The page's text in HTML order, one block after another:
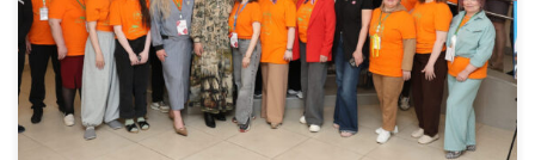
день второй. От рассвета до заката: глава 1 — тренинги 2 день Выездной
проектной лаборатории Школы наставничества